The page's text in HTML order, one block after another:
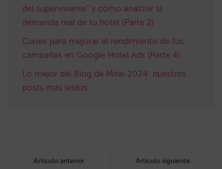
del superviviente” y cómo analizar la
demanda real de tu hotel (Parte 2)
Claves para mejorar el rendimiento de tus
campañas en Google Hotel Ads (Parte 4)
Lo mejor del Blog de Mirai 2024: nuestros
posts más leídos
navigation
Artículo anterior Artículo siguiente